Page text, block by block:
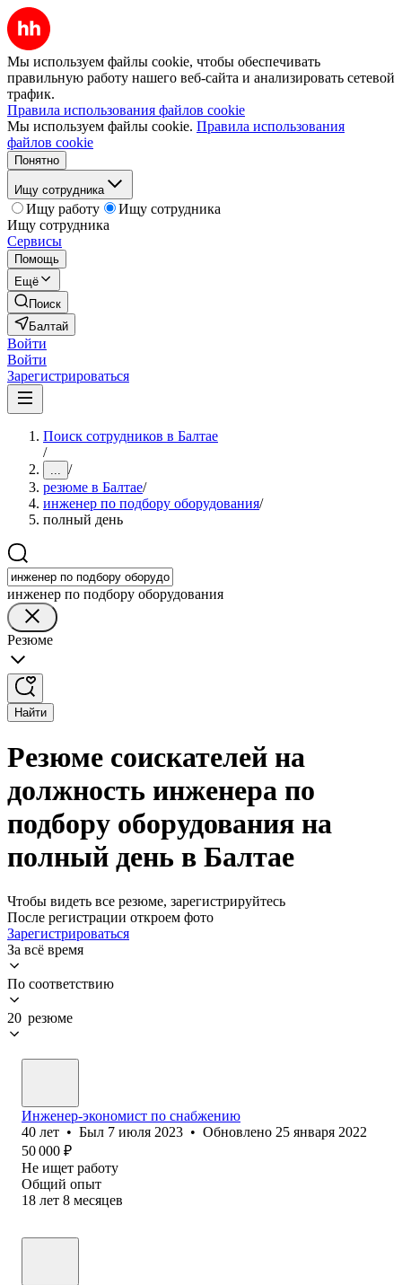
Мы используем файлы cookie, чтобы обеспечивать
правильную работу нашего веб-сайта и анализировать сетевой
трафик.
Правила использования файлов cookie
Мы используем файлы cookie. Правила использования
файлов cookie
Понятно
Ищу сотрудника
Ищу работу
Ищу сотрудника
Ищу сотрудника
Сервисы
Помощь
Ещё
Поиск
Балтай
Войти
Войти
Зарегистрироваться
Поиск сотрудников в Балтае
/
... /
резюме в Балтае/
инженер по подбору оборудования/
полный день
инженер по подбору оборудования
Резюме
Найти
Резюме соискателей на
должность инженера по
подбору оборудования на
полный день в Балтае
Чтобы видеть все резюме, зарегистрируйтесь
После регистрации откроем фото
Зарегистрироваться
За всё время
По соответствию
20 резюме
Инженер-экономист по снабжению
40 лет • Был 7 июля 2023 • Обновлено 25 января 2022
50 000 ₽
Не ищет работу
Общий опыт
18 лет 8 месяцев